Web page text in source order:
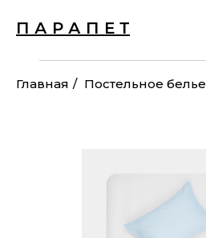
П А Р А П Е Т
Главная / Постельное белье